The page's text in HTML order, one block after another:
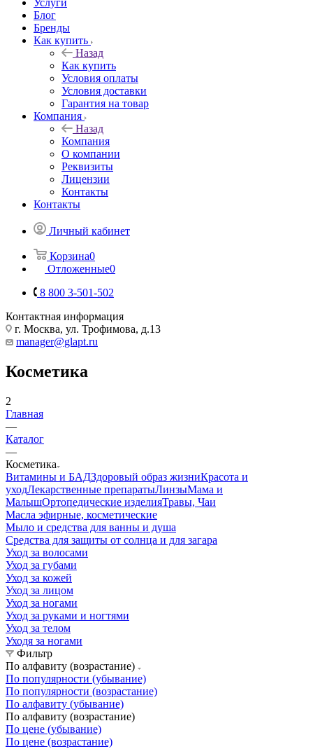
Услуги
Блог
Бренды
Как купить
Назад
Как купить
Условия оплаты
Условия доставки
Гарантия на товар
Компания
Назад
Компания
О компании
Реквизиты
Лицензии
Контакты
Контакты
Личный кабинет
Корзина0
Отложенные0
8 800 3-501-502
Контактная информация
г. Москва, ул. Трофимова, д.13
manager@glapt.ru
Косметика
2
Главная
—
Каталог
—
Косметика
Витамины и БАДЗдоровый образ жизниКрасота и
уходЛекарственные препаратыЛинзыМама и
МалышОртопедические изделияТравы, Чаи
Масла эфирные, косметические
Мыло и средства для ванны и душа
Средства для защиты от солнца и для загара
Уход за волосами
Уход за губами
Уход за кожей
Уход за лицом
Уход за ногами
Уход за руками и ногтями
Уход за телом
Уходя за ногами
Фильтр
По алфавиту (возрастание)
По популярности (убывание)
По популярности (возрастание)
По алфавиту (убывание)
По алфавиту (возрастание)
По цене (убывание)
По цене (возрастание)